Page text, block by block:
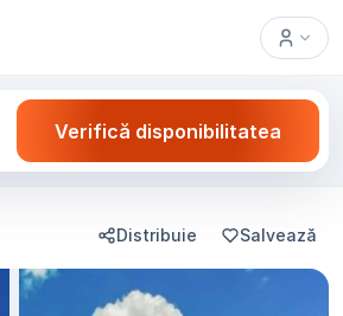
Verifică disponibilitatea
Distribuie Salvează